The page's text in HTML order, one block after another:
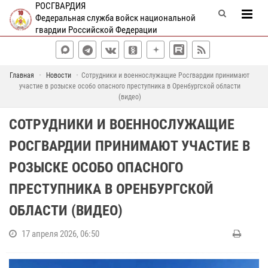
РОСГВАРДИЯ
Федеральная служба войск национальной
гвардии Российской Федерации
Главная Новости
Сотрудники и военнослужащие Росгвардии принимают
участие в розыске особо опасного преступника в Оренбургской области
(видео)
СОТРУДНИКИ И ВОЕННОСЛУЖАЩИЕ
РОСГВАРДИИ ПРИНИМАЮТ УЧАСТИЕ В
РОЗЫСКЕ ОСОБО ОПАСНОГО
ПРЕСТУПНИКА В ОРЕНБУРГСКОЙ
ОБЛАСТИ (ВИДЕО)
17 апреля 2026, 06:50